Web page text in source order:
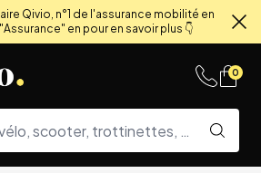
Qivio, n°1 de l'assurance mobilité en
en pour en savoir plus 👇
0